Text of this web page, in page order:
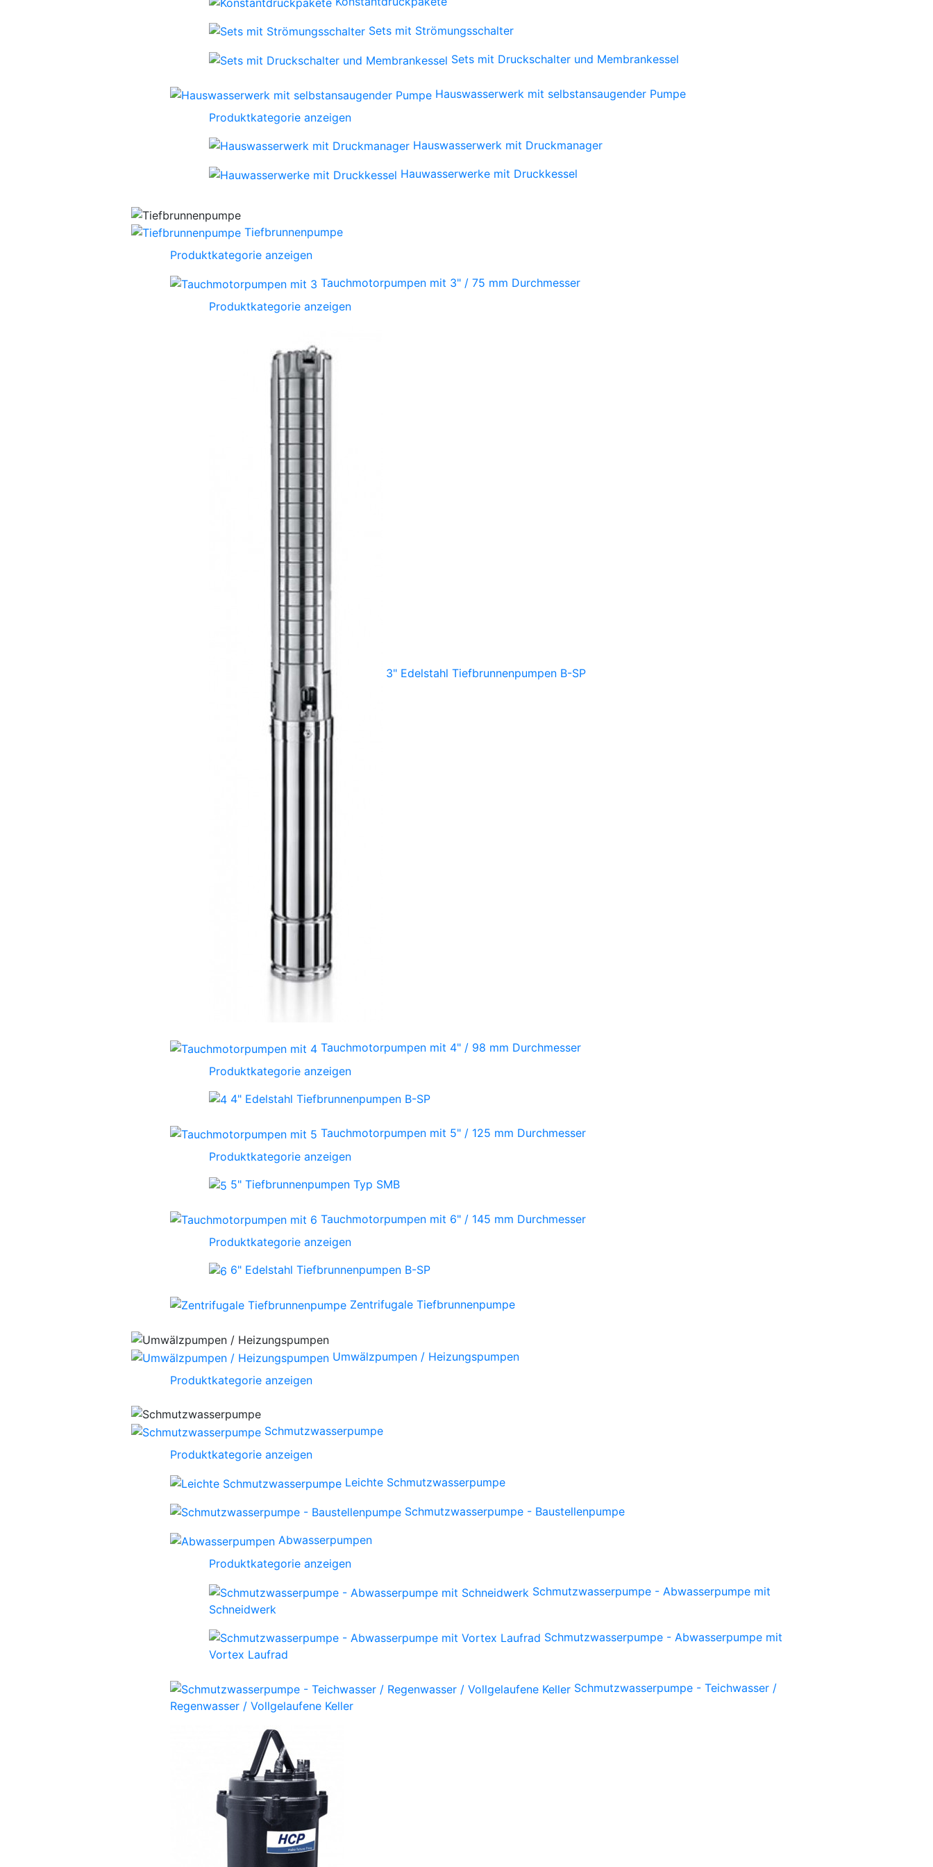
Sets mit Strömungsschalter
Sets mit Druckschalter und Membrankessel
Hauswasserwerk mit selbstansaugender Pumpe
Produktkategorie anzeigen
Hauswasserwerk mit Druckmanager
Hauwasserwerke mit Druckkessel
Tiefbrunnenpumpe
Produktkategorie anzeigen
Tauchmotorpumpen mit 3" / 75 mm Durchmesser
Produktkategorie anzeigen
3" Edelstahl Tiefbrunnenpumpen B-SP
Tauchmotorpumpen mit 4" / 98 mm Durchmesser
Produktkategorie anzeigen
4" Edelstahl Tiefbrunnenpumpen B-SP
Tauchmotorpumpen mit 5" / 125 mm Durchmesser
Produktkategorie anzeigen
5" Tiefbrunnenpumpen Typ SMB
Tauchmotorpumpen mit 6" / 145 mm Durchmesser
Produktkategorie anzeigen
6" Edelstahl Tiefbrunnenpumpen B-SP
Zentrifugale Tiefbrunnenpumpe
Umwälzpumpen / Heizungspumpen
Produktkategorie anzeigen
Schmutzwasserpumpe
Produktkategorie anzeigen
Leichte Schmutzwasserpumpe
Schmutzwasserpumpe - Baustellenpumpe
Abwasserpumpen
Produktkategorie anzeigen
Schmutzwasserpumpe - Abwasserpumpe mit
Schneidwerk
Schmutzwasserpumpe - Abwasserpumpe mit
Vortex Laufrad
Schmutzwasserpumpe - Teichwasser /
Regenwasser / Vollgelaufene Keller